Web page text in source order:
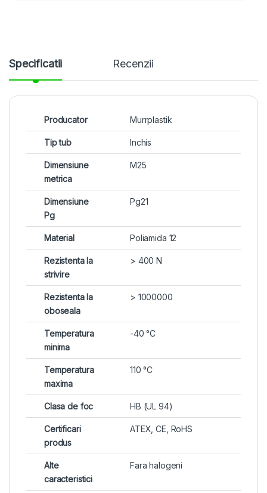
Specificatii Recenzii
Producator Murrplastik
Tip tub Inchis
Dimensiune
metrica
M25
Dimensiune
Pg
Pg21
Material Poliamida 12
Rezistenta la
strivire
> 400 N
Rezistenta la
oboseala
> 1000000
Temperatura
minima
-40 °C
Temperatura
maxima
110 °C
Clasa de foc HB (UL 94)
Certificari
produs
ATEX, CE, RoHS
Alte
caracteristici
Fara halogeni